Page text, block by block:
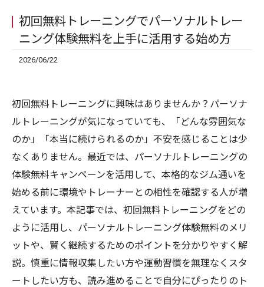
初回無料トレーニングでパーソナルトレー
ニング体験無料を上手に活用する始め方
2026/06/22
初回無料トレーニングに興味はありませんか？パーソナ
ルトレーニングが気になっていても、「どんな雰囲気な
のか」「本当に続けられるのか」不安を感じることは少
なくありません。最近では、パーソナルトレーニングの
体験無料キャンペーンを活用して、本格的なジム通いを
始める前に環境やトレーナーとの相性を確認する人が増
えています。本記事では、初回無料トレーニングをどの
ように活用し、パーソナルトレーニング体験無料のメリ
ットや、賢く継続するためのポイントを分かりやすく解
説。慎重に情報収集したい方や運動習慣を無理なくスタ
ートしたい方も、読み進めることで自分にぴったりのト